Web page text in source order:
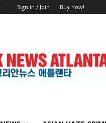
Sign in / Join Buy now!